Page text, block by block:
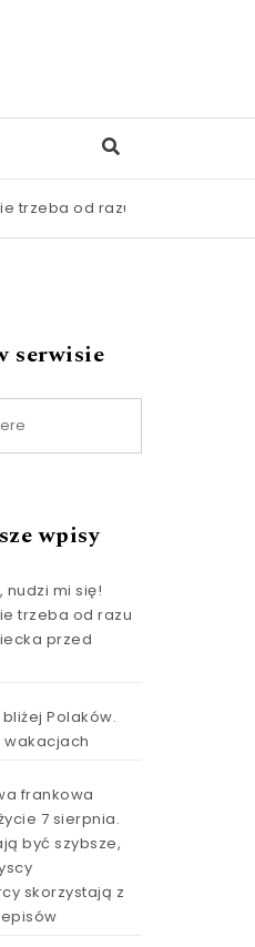
ratować dziecka przed
serwisie
wpisy
nudzi mi się!
trzeba od razu
przed
Polaków.
wakacjach
frankowa
7 sierpnia.
być szybsze,
skorzystają z